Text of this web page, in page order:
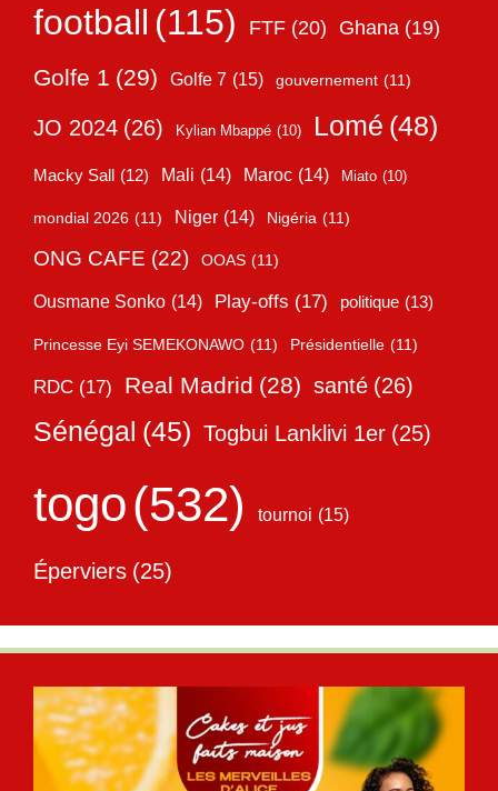
football (115) FTF (20) Ghana (19)
Golfe 1 (29) Golfe 7 (15) gouvernement (11)
JO 2024 (26) Kylian Mbappé (10) Lomé (48)
Macky Sall (12) Mali (14) Maroc (14) Miato (10)
mondial 2026 (11) Niger (14) Nigéria (11)
ONG CAFE (22) OOAS (11)
Ousmane Sonko (14) Play-offs (17) politique (13)
Princesse Eyi SEMEKONAWO (11) Présidentielle (11)
RDC (17) Real Madrid (28) santé (26)
Sénégal (45) Togbui Lanklivi 1er (25)
togo(532) tournoi (15)
Éperviers (25)